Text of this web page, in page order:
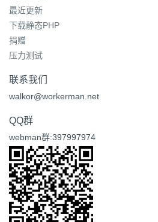
最近更新
下载静态PHP
捐赠
压力测试
联系我们
walkor@workerman.net
QQ群
webman群:397997974